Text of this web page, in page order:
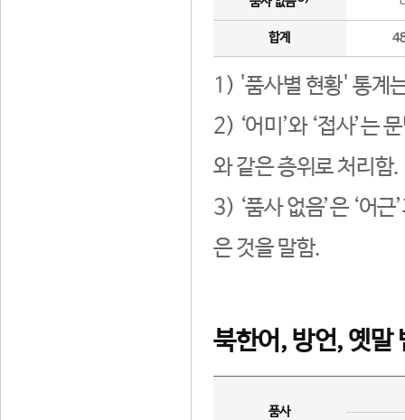
합계
1) '품사별 현황' 통계
2) ‘어미’와 ‘접사’는
와 같은 층위로 처리함.
3) ‘품사 없음’은 ‘어
은 것을 말함.
북한어, 방언, 옛말
품사